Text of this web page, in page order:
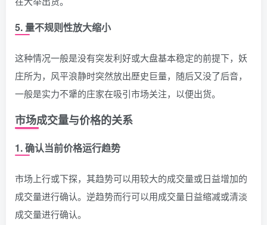
5. 量不规则性放大缩小
这种情况一般是没有突发利好或大盘基本稳定的前提下，妖
庄所为，风平浪静时突然放出歷史巨量，随后又没了后音，
一般是实力不犟的庄家在吸引市场关注，以便出货。
市场成交量与价格的关系
1. 确认当前价格运行趋势
市场上行或下探，其趋势可以用较大的成交量或日益增加的
成交量进行确认。逆趋势而行可以用成交量日益缩减或清淡
成交量进行确认。